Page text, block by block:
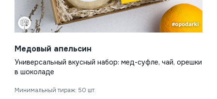
Медовый апельсин
Универсальный вкусный набор: мед-суфле, чай, орешки
в шоколаде
Минимальный тираж: 50 шт.